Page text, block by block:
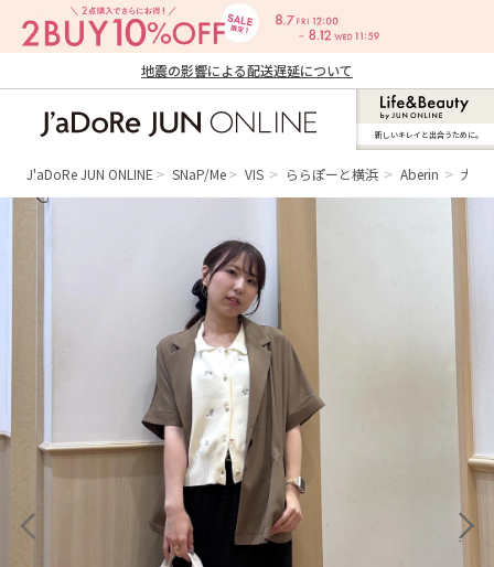
地震の影響による配送遅延について
ン オンライン）
新しいキレイと出合うために。
J'aDoRe JUN ONLINE SNaP/Me VIS ららぽーと横浜 Aberin 大人